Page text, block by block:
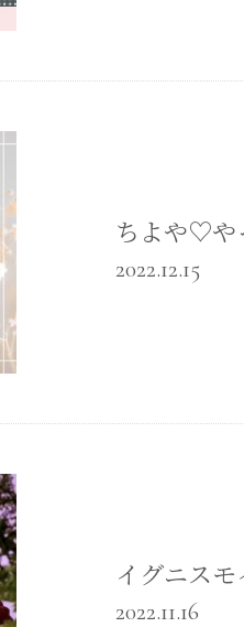
ちよや♡や
2022.12.15
イグニス
2022.11.16